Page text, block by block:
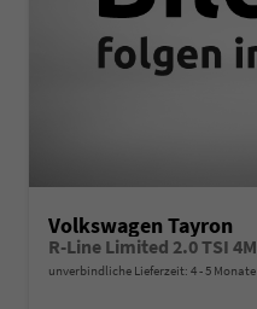
Volkswagen Tayron
unverbindliche Lieferzeit: 4 - 5 Monate